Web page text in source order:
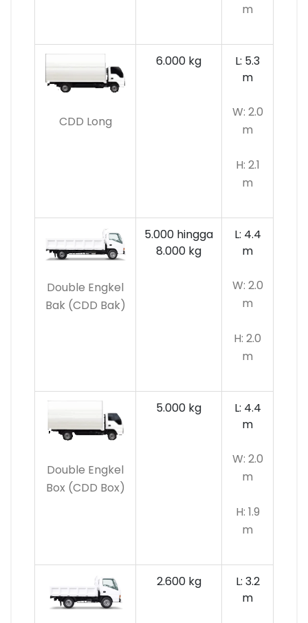
m
CDD Long
6.000 kg
L: 5.3
m
W: 2.0
m
H: 2.1
m
Double Engkel
Bak (CDD Bak)
5.000 hingga
8.000 kg
L: 4.4
m
W: 2.0
m
H: 2.0
m
Double Engkel
Box (CDD Box)
5.000 kg
L: 4.4
m
W: 2.0
m
H: 1.9
m
2.600 kg
L: 3.2
m